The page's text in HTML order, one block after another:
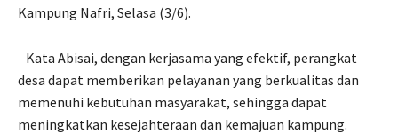
Kampung Nafri, Selasa (3/6).
Kata Abisai, dengan kerjasama yang efektif, perangkat
desa dapat memberikan pelayanan yang berkualitas dan
memenuhi kebutuhan masyarakat, sehingga dapat
meningkatkan kesejahteraan dan kemajuan kampung.